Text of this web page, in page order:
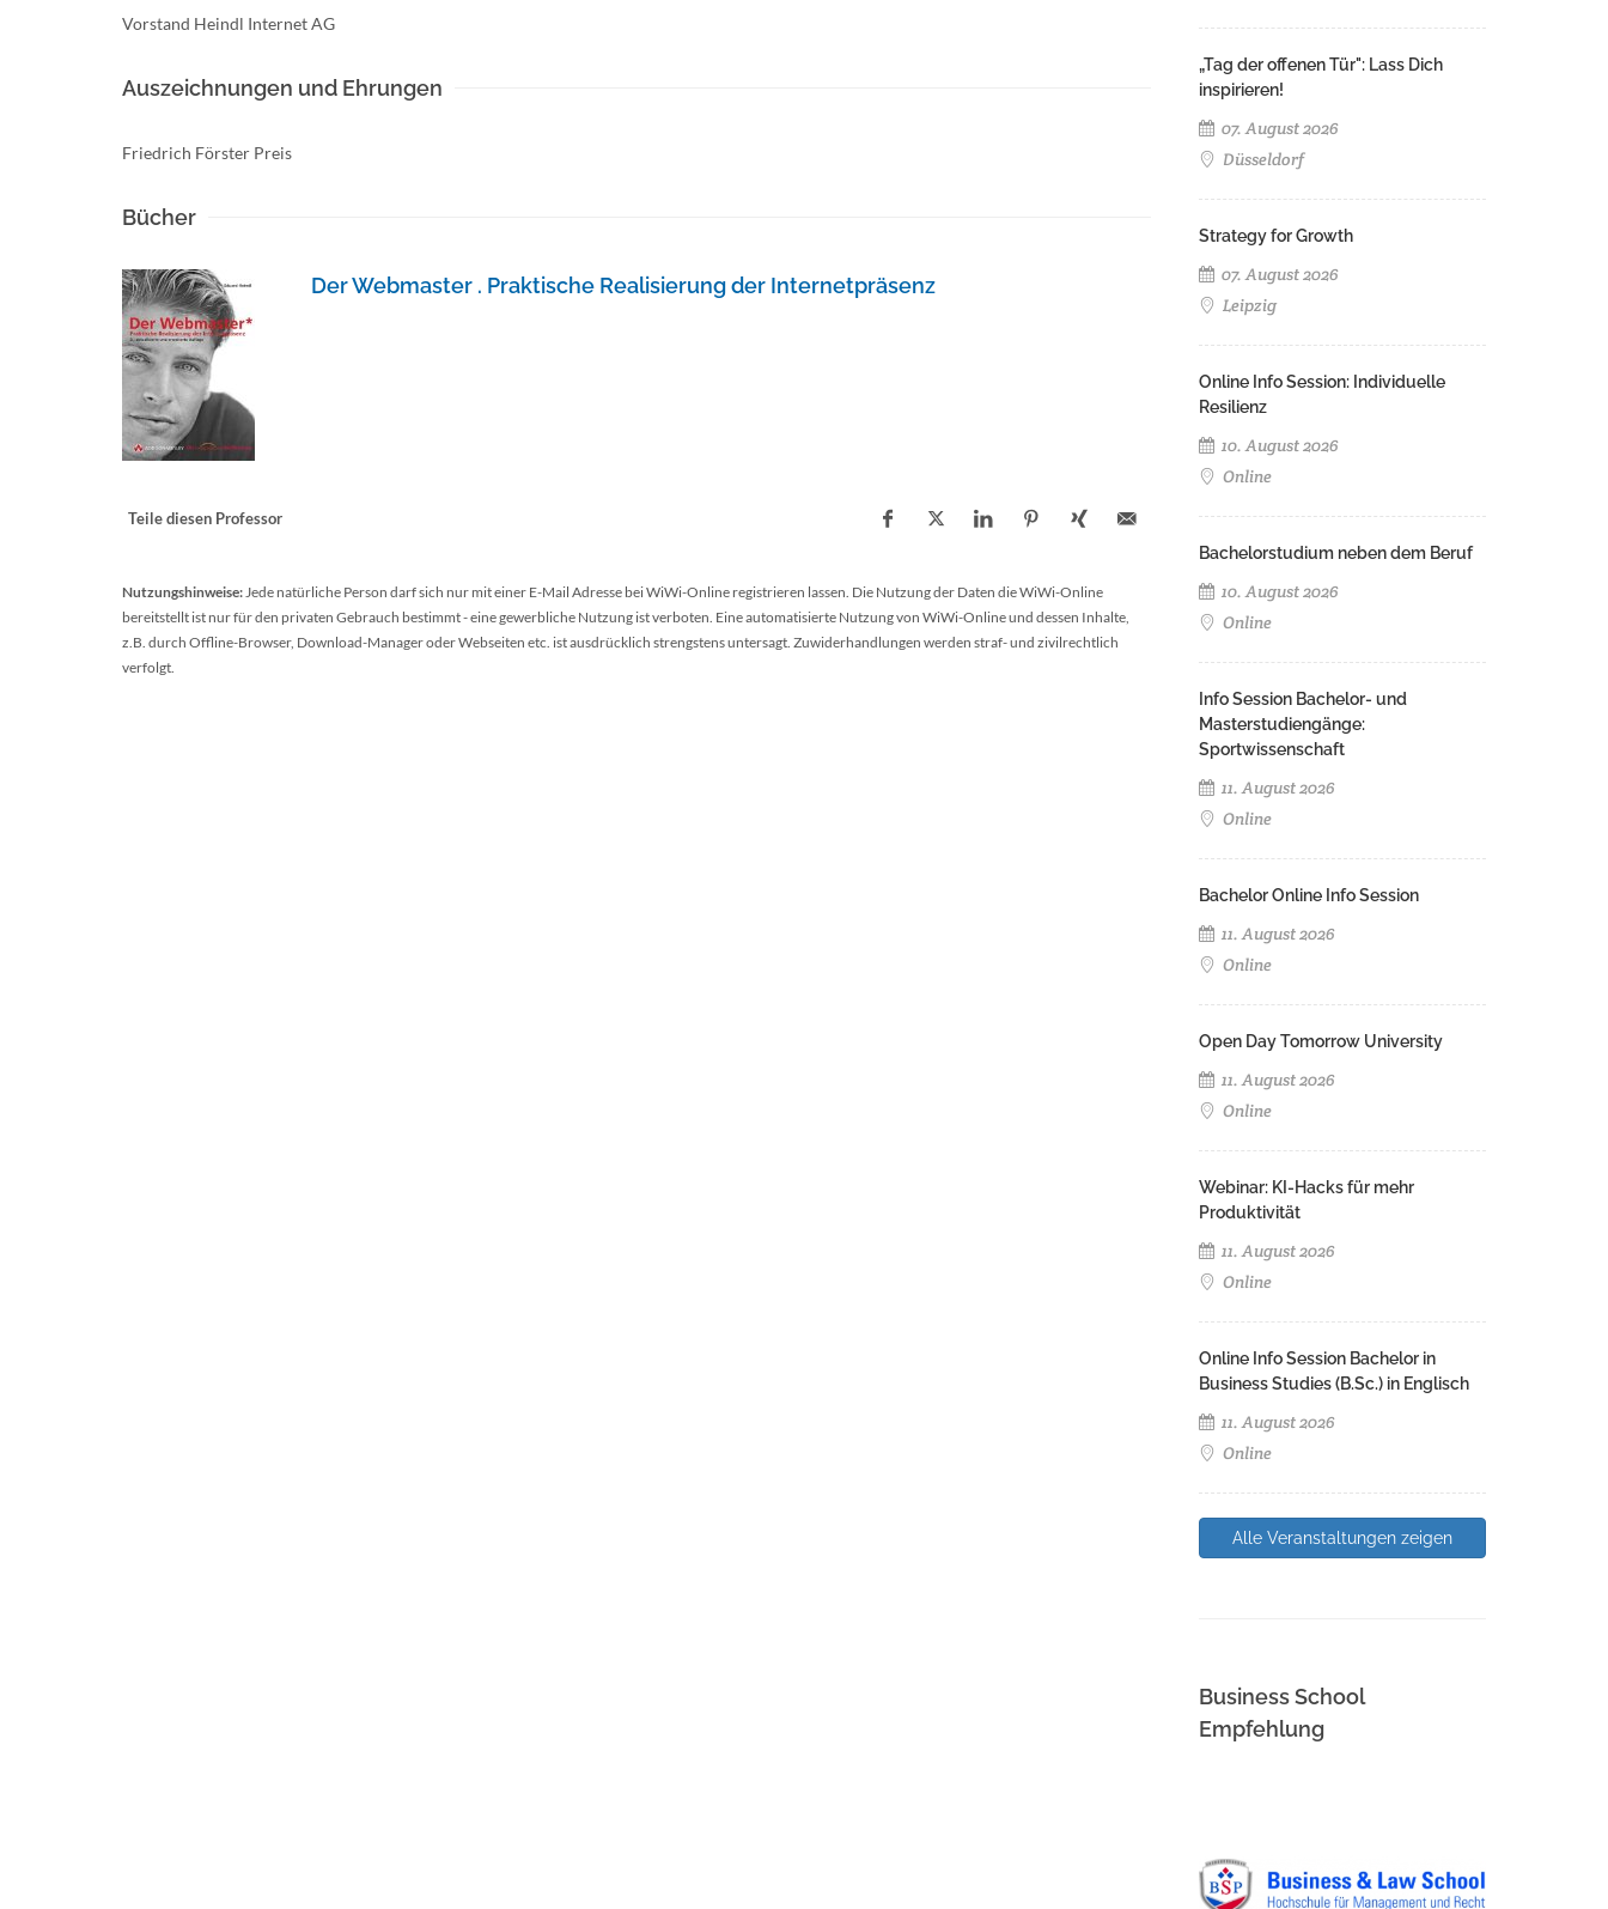
Vorstand Heindl Internet AG
Auszeichnungen und Ehrungen
Friedrich Förster Preis
Bücher
Der Webmaster . Praktische Realisierung der Internetpräsenz
Teile diesen Professor
Nutzungshinweise:Jede natürliche Person darf sich nur mit einer E-Mail Adresse bei WiWi-Online registrieren lassen. Die Nutzung der Daten die WiWi-Online
bereitstellt ist nur für den privaten Gebrauch bestimmt - eine gewerbliche Nutzung ist verboten. Eine automatisierte Nutzung von WiWi-Online und dessen Inhalte,
z.B. durch Offline-Browser, Download-Manager oder Webseiten etc. ist ausdrücklich strengstens untersagt. Zuwiderhandlungen werden straf- und zivilrechtlich
verfolgt.
„Tag der offenen Tür": Lass Dich
inspirieren!
07. August 2026
Düsseldorf
Strategy for Growth
07. August 2026
Leipzig
Online Info Session: Individuelle
Resilienz
10. August 2026
Online
Bachelorstudium neben dem Beruf
10. August 2026
Online
Info Session Bachelor- und
Masterstudiengänge:
Sportwissenschaft
11. August 2026
Online
Bachelor Online Info Session
11. August 2026
Online
Open Day Tomorrow University
11. August 2026
Online
Webinar: KI-Hacks für mehr
Produktivität
11. August 2026
Online
Online Info Session Bachelor in
Business Studies (B.Sc.) in Englisch
11. August 2026
Online
Alle Veranstaltungen zeigen
Business School
Empfehlung